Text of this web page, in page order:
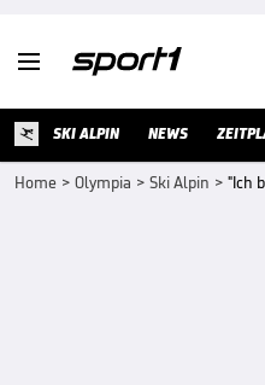

SKI ALPIN NEWS
Home > Olympia > Ski Alpin > "Ich